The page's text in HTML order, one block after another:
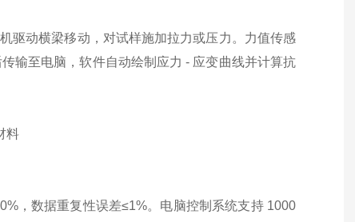
驱动横梁移动，对试样施加拉力或压力。力值传感
输至电脑，软件自动绘制应力 - 应变曲线并计算抗
，数据重复性误差≤1%。电脑控制系统支持 1000